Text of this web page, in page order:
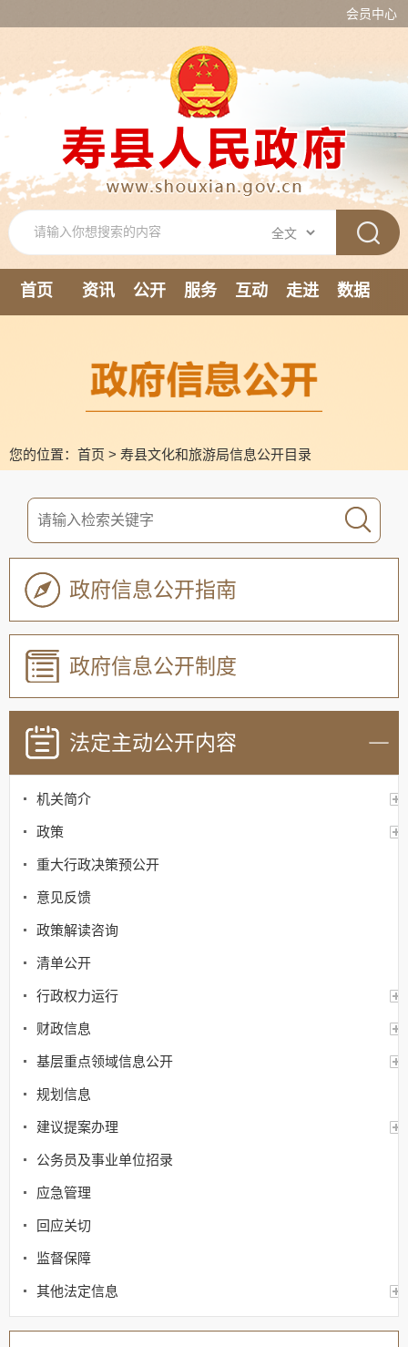
会员中心
首页 资讯 公开 服务 互动 走进
数据
您的位置： 首页 > 寿县文化和旅游局信息公开目录
政府信息公开指南
政府信息公开制度
法定主动公开内容
机关简介
政策
重大行政决策预公开
意见反馈
政策解读咨询
清单公开
行政权力运行
财政信息
基层重点领域信息公开
规划信息
建议提案办理
公务员及事业单位招录
应急管理
回应关切
监督保障
其他法定信息